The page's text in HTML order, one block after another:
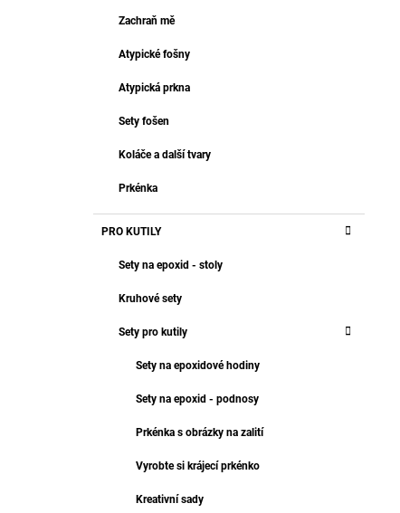
Zachraň mě
Atypické fošny
Atypická prkna
Sety fošen
Koláče a další tvary
Prkénka
PRO KUTILY
Sety na epoxid - stoly
Kruhové sety
Sety pro kutily
Sety na epoxidové hodiny
Sety na epoxid - podnosy
Prkénka s obrázky na zalití
Vyrobte si krájecí prkénko
Kreativní sady